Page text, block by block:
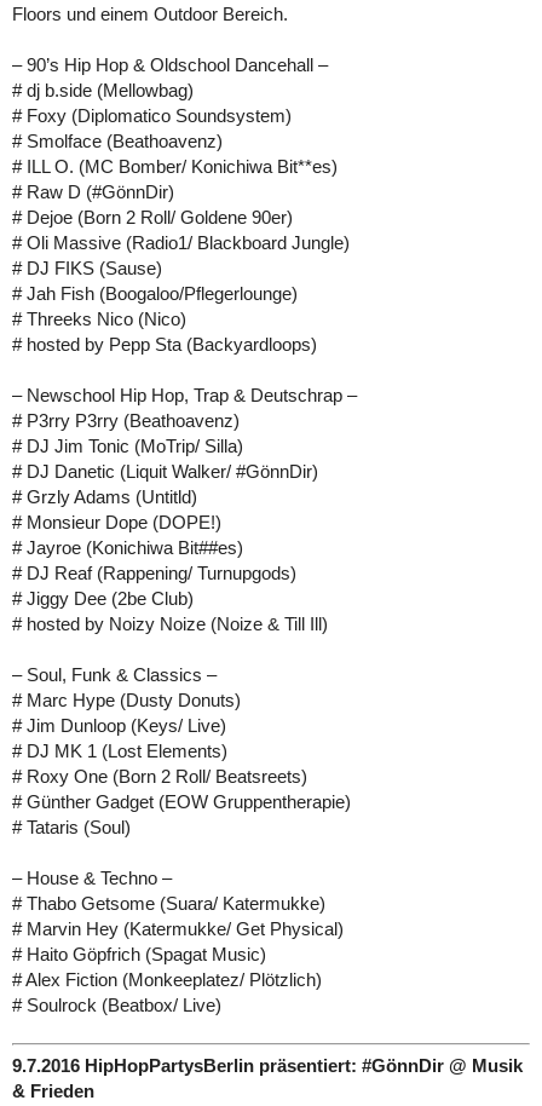
Floors und einem Outdoor Bereich.
– 90’s Hip Hop & Oldschool Dancehall –
# dj b.side (Mellowbag)
# Foxy (Diplomatico Soundsystem)
# Smolface (Beathoavenz)
# ILL O. (MC Bomber/ Konichiwa Bit**es)
# Raw D (#GönnDir)
# Dejoe (Born 2 Roll/ Goldene 90er)
# Oli Massive (Radio1/ Blackboard Jungle)
# DJ FIKS (Sause)
# Jah Fish (Boogaloo/Pflegerlounge)
# Threeks Nico (Nico)
# hosted by Pepp Sta (Backyardloops)
– Newschool Hip Hop, Trap & Deutschrap –
# P3rry P3rry (Beathoavenz)
# DJ Jim Tonic (MoTrip/ Silla)
# DJ Danetic (Liquit Walker/ #GönnDir)
# Grzly Adams (Untitld)
# Monsieur Dope (DOPE!)
# Jayroe (Konichiwa Bit##es)
# DJ Reaf (Rappening/ Turnupgods)
# Jiggy Dee (2be Club)
# hosted by Noizy Noize (Noize & Till Ill)
– Soul, Funk & Classics –
# Marc Hype (Dusty Donuts)
# Jim Dunloop (Keys/ Live)
# DJ MK 1 (Lost Elements)
# Roxy One (Born 2 Roll/ Beatsreets)
# Günther Gadget (EOW Gruppentherapie)
# Tataris (Soul)
– House & Techno –
# Thabo Getsome (Suara/ Katermukke)
# Marvin Hey (Katermukke/ Get Physical)
# Haito Göpfrich (Spagat Music)
# Alex Fiction (Monkeeplatez/ Plötzlich)
# Soulrock (Beatbox/ Live)
9.7.2016 HipHopPartysBerlin präsentiert: #GönnDir @ Musik
& Frieden